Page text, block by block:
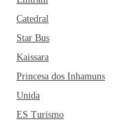
Catedral
Star Bus
Kaissara
Princesa dos Inhamuns
Unida
ES Turismo